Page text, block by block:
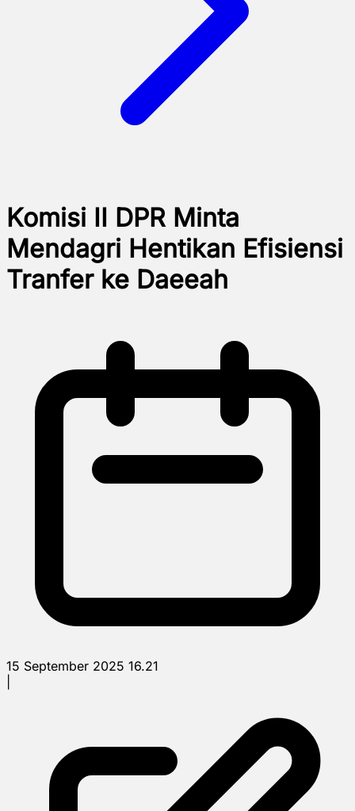
Komisi II DPR Minta
Mendagri Hentikan Efisiensi
Tranfer ke Daeeah
15 September 2025 16.21